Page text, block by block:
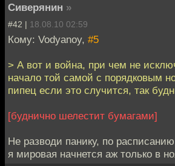
Сиверянин »
#42 | 18.08.10 02:59
Кому: Vodyanoy, #5
> А вот и война, при чем не
начало той самой с порядковым
пипец если это случится, так
[буднично шелестит бумагами]
Не разводи панику, по
я мировая начнется аж только в